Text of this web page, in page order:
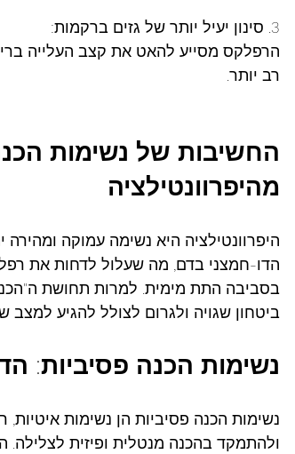
3. סינון יעיל יותר של גזים ברקמות:
רב יותר.
החשיבות של נשימות
מהיפרוונטילציה
היפרוונטילציה היא נשימה עמוקה
הדו-חמצני בדם, מה שעלול לדחות את
בסביבה התת מימית. למרות תחושת
ביטחון שגויה ולגרום לצולל להגיע למצב
נשימות הכנה פסיביות:
נשימות הכנה פסיביות הן נשימות
ולהתמקד בהכנה מנטלית ופיזית